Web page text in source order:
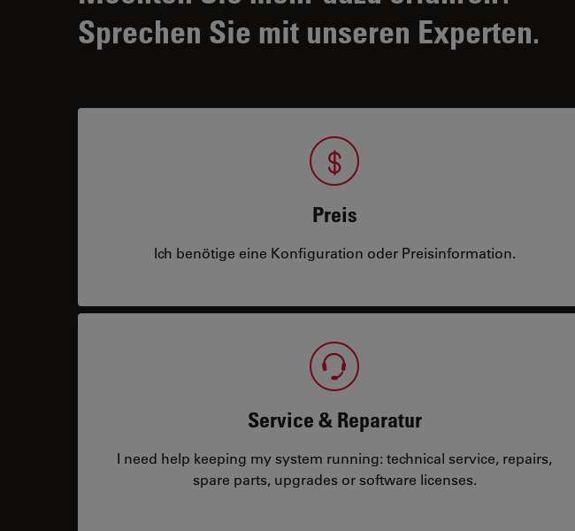
Sprechen Sie mit unseren Experten.
Preis
Ich benötige eine Konfiguration oder Preisinformation.
Service & Reparatur
I need help keeping my system running: technical service, repairs,
spare parts, upgrades or software licenses.